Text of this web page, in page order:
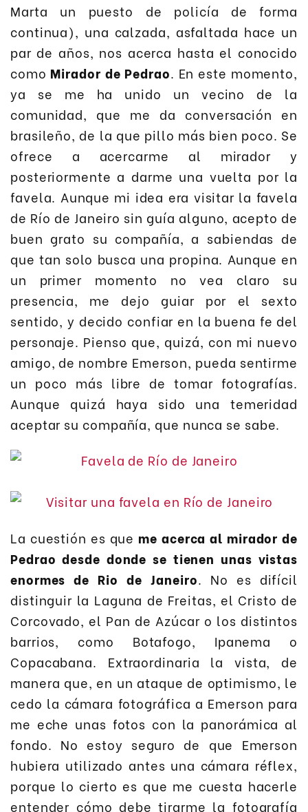
Marta un puesto de policía de forma
continua), una calzada, asfaltada hace un
par de años, nos acerca hasta el conocido
como Mirador de Pedrao. En este momento,
ya se me ha unido un vecino de la
comunidad, que me da conversación en
brasileño, de la que pillo más bien poco. Se
ofrece a acercarme al mirador y
posteriormente a darme una vuelta por la
favela. Aunque mi idea era visitar la favela
de Río de Janeiro sin guía alguno, acepto de
buen grato su compañía, a sabiendas de
que tan solo busca una propina. Aunque en
un primer momento no vea claro su
presencia, me dejo guiar por el sexto
sentido, y decido confiar en la buena fe del
personaje. Pienso que, quizá, con mi nuevo
amigo, de nombre Emerson, pueda sentirme
un poco más libre de tomar fotografías.
Aunque quizá haya sido una temeridad
aceptar su compañía, que nunca se sabe.
La cuestión es que me acerca al mirador de
Pedrao desde donde se tienen unas vistas
enormes de Rio de Janeiro. No es difícil
distinguir la Laguna de Freitas, el Cristo de
Corcovado, el Pan de Azúcar o los distintos
barrios, como Botafogo, Ipanema o
Copacabana. Extraordinaria la vista, de
manera que, en un ataque de optimismo, le
cedo la cámara fotográfica a Emerson para
me eche unas fotos con la panorámica al
fondo. No estoy seguro de que Emerson
hubiera utilizado antes una cámara réflex,
porque lo cierto es que me cuesta hacerle
entender cómo debe tirarme la fotografía